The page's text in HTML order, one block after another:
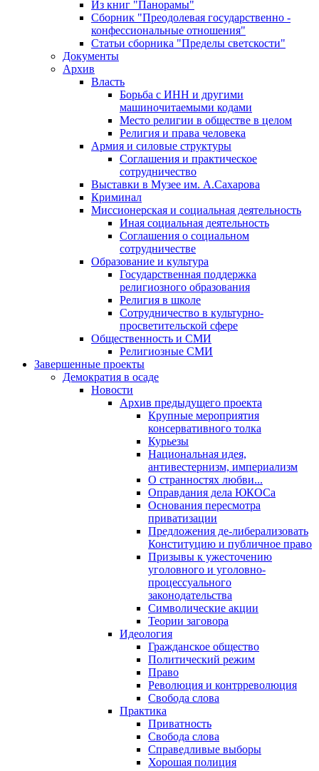
Из книг "Панорамы"
Сборник "Преодолевая государственно -
конфессиональные отношения"
Статьи сборника "Пределы светскости"
Документы
Архив
Власть
Борьба с ИНН и другими
машиночитаемыми кодами
Место религии в обществе в целом
Религия и права человека
Армия и силовые структуры
Соглашения и практическое
сотрудничество
Выставки в Музее им. А.Сахарова
Криминал
Миссионерская и социальная деятельность
Иная социальная деятельность
Соглашения о социальном
сотрудничестве
Образование и культура
Государственная поддержка
религиозного образования
Религия в школе
Сотрудничество в культурно-
просветительской сфере
Общественность и СМИ
Религиозные СМИ
Завершенные проекты
Демократия в осаде
Новости
Архив предыдущего проекта
Крупные мероприятия
консервативного толка
Курьезы
Национальная идея,
антивестернизм, империализм
О странностях любви...
Оправдания дела ЮКОСа
Основания пересмотра
приватизации
Предложения де-либерализовать
Конституцию и публичное право
Призывы к ужесточению
уголовного и уголовно-
процессуального
законодательства
Символические акции
Теории заговора
Идеология
Гражданское общество
Политический режим
Право
Революция и контрреволюция
Свобода слова
Практика
Приватность
Свобода слова
Справедливые выборы
Хорошая полиция